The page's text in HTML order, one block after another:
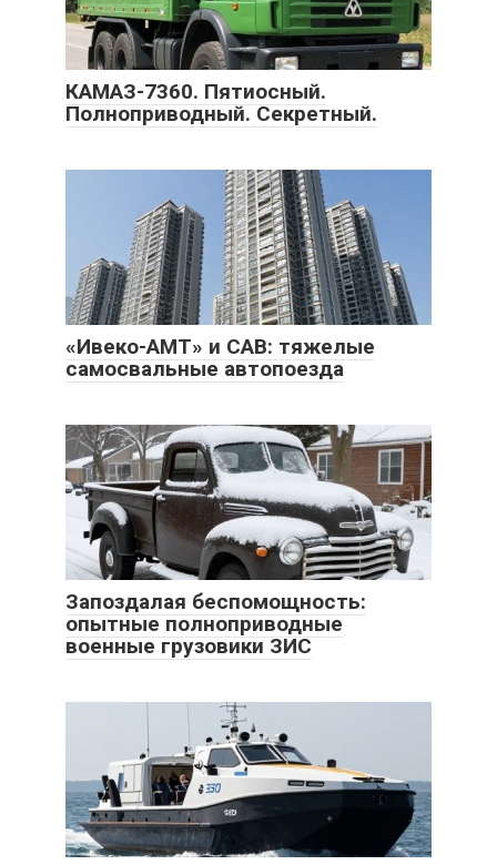
КАМАЗ-7360. Пятиосный.
Полноприводный. Секретный.
«Ивеко-АМТ» и САВ: тяжелые
самосвальные автопоезда
Запоздалая беспомощность:
опытные полноприводные
военные грузовики ЗИС